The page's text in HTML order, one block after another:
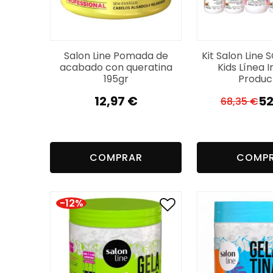
Salon Line Pomada de
acabado con queratina
195gr
12,97 €
COMPRAR
Kit Salon Line
Kids Línea
68,35€ El
El
-12%